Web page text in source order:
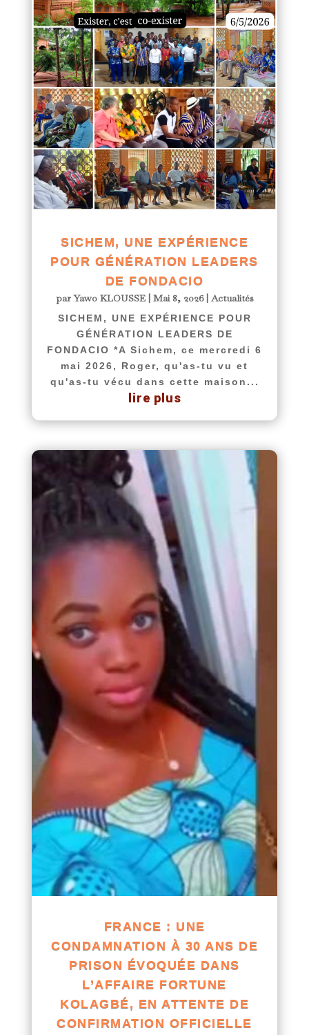
SICHEM, UNE EXPÉRIENCE
POUR GÉNÉRATION LEADERS
DE FONDACIO
parYawo KLOUSSE| Mai 8, 2026|Actualités
SICHEM, UNE EXPÉRIENCE POUR
GÉNÉRATION LEADERS DE
FONDACIO *A Sichem, ce mercredi 6
mai 2026, Roger, qu'as-tu vu et
qu'as-tu vécu dans cette maison...
lire plus
FRANCE : UNE
CONDAMNATION À 30 ANS DE
PRISON ÉVOQUÉE DANS
L’AFFAIRE FORTUNE
KOLAGBÉ, EN ATTENTE DE
CONFIRMATION OFFICIELLE